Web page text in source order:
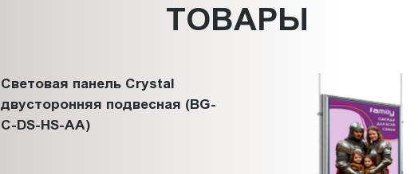
ТОВАРЫ
Световая панель Crystal
двусторонняя подвесная (BG-
C-DS-HS-АА)